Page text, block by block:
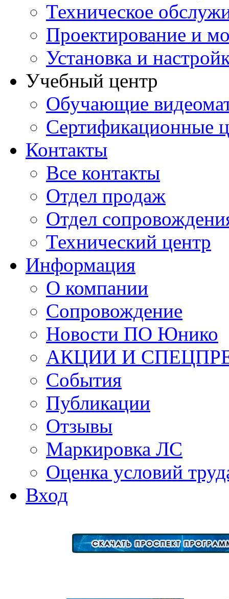
Техническое
Проектирование и
Установка и
Учебный центр
Обучающие
Сертификационные
Контакты
Все контакты
Отдел продаж
Отдел
Технический центр
Информация
О компании
Сопровождение
Новости ПО Юнико
АКЦИИ И
События
Публикации
Отзывы
Маркировка ЛС
Оценка условий
Вход